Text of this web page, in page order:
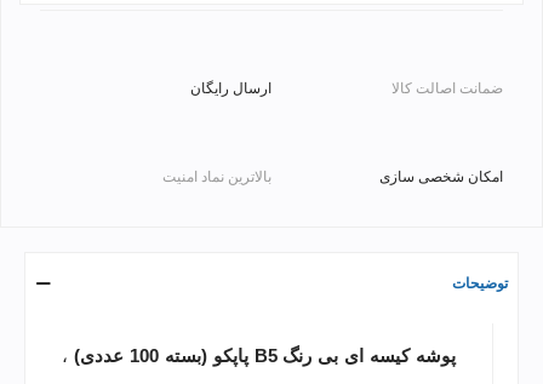
ضمانت اصالت کالا ارسال رایگان
امکان شخصی سازی بالاترین نماد امنیت
توضیحات
پوشه کیسه ای بی رنگ B5 پاپکو(بسته 100 عددی)
،